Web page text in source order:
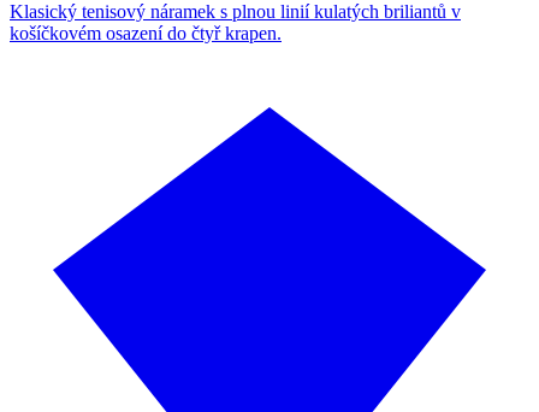
Klasický tenisový náramek s plnou linií kulatých briliantů v
košíčkovém osazení do čtyř krapen.